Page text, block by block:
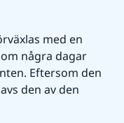
med en
några dagar
Eftersom den
den av den